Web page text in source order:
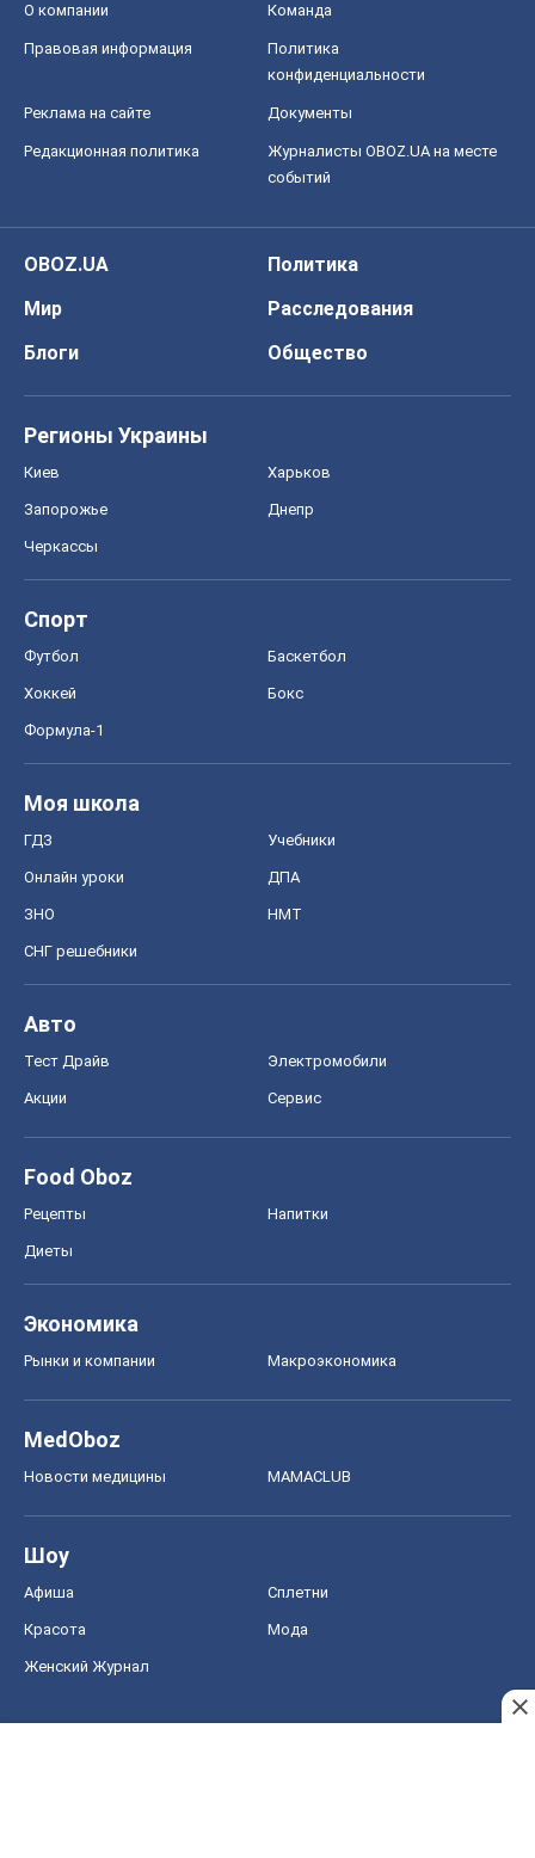
О компании Команда
Правовая информация
Политика
конфиденциальности
Реклама на сайте Документы
Редакционная политика
Журналисты OBOZ.UA на месте
событий
OBOZ.UA
Политика
Мир
Расследования
Блоги
Общество
Регионы Украины
Киев Харьков
Запорожье Днепр
Черкассы
Спорт
Футбол Баскетбол
Хоккей Бокс
Формула-1
Моя школа
ГДЗ Учебники
Онлайн уроки ДПА
ЗНО НМТ
СНГ решебники
Авто
Тест Драйв Электромобили
Акции Сервис
Food Oboz
Рецепты Напитки
Диеты
Экономика
Рынки и компании Mакроэкономика
MedOboz
Новости медицины MAMACLUB
Шоу
Афиша Сплетни
Красота Мода
Женский Журнал